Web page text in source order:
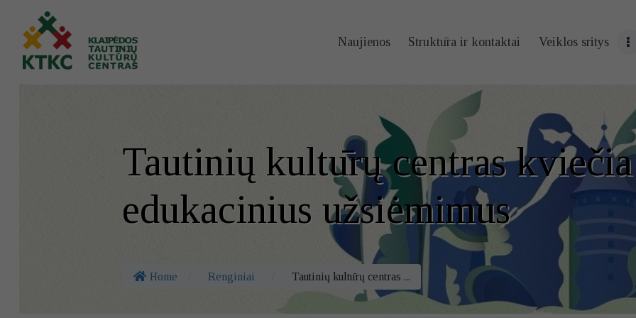
Naujienos Struktūra ir kontaktai Veiklos sritys
Tautinių kultūrų centras
edukacinius užsiėmimus
Home Renginiai Tautinių kultūrų centras ...
kontaktai
Veiklos sritys
Administracin
ė informacija
Kontaktai